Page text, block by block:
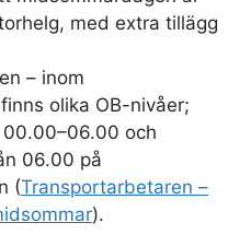
med extra tillägg
– inom
olika OB-nivåer;
00.00–06.00 och
06.00 på
(Transportarbetaren –
).